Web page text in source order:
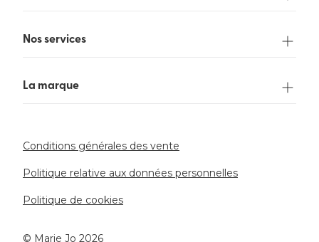
Nos services
La marque
Conditions générales des vente
Politique relative aux données personnelles
Politique de cookies
©️ Marie Jo 2026